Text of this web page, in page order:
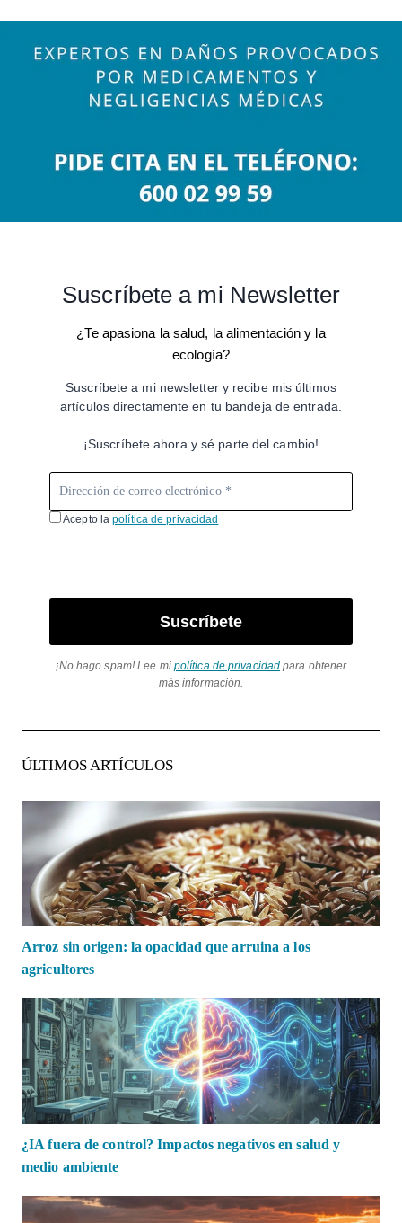
Suscríbete a mi Newsletter
¿Te apasiona la salud, la alimentación y la
ecología?
Suscríbete a mi newsletter y recibe mis últimos
artículos directamente en tu bandeja de entrada.
¡Suscríbete ahora y sé parte del cambio!
Acepto lapolítica de privacidad
Suscríbete
¡No hago spam! Lee mi política de privacidad para obtener
más información.
ÚLTIMOS ARTÍCULOS
Arroz sin origen: la opacidad que arruina a los
agricultores
¿IA fuera de control? Impactos negativos en salud y
medio ambiente